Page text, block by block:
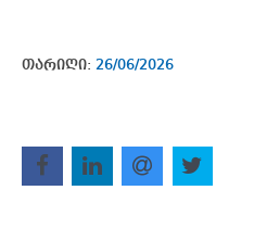
თარიღი: 26/06/2026